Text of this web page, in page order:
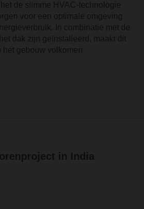
de slimme HVAC-technologie
voor een optimale omgeving
In combinatie met de
dak zijn geïnstalleerd, maakt dit
het gebouw volkomen
in India